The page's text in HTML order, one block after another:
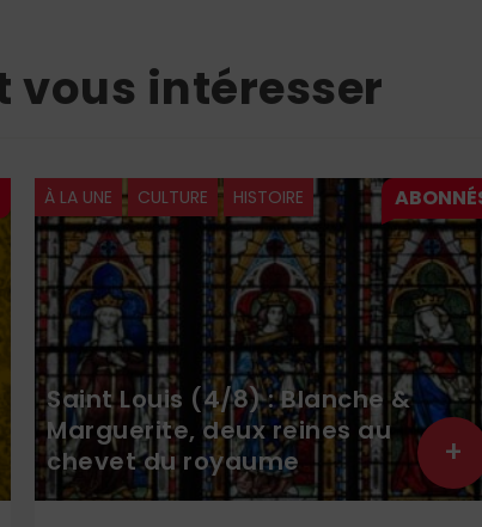
vous intéresser
À LA UNE CULTURE HISTOIRE
Saint Louis (4/8) : Blanche &
Marguerite, deux reines au
chevet du royaume
+